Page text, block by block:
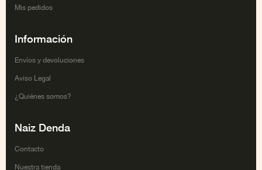
Mis pedidos
Información
Envíos y devoluciones
Aviso Legal
¿Quiénes somos?
Naiz Denda
Contacto
Nuestra tienda